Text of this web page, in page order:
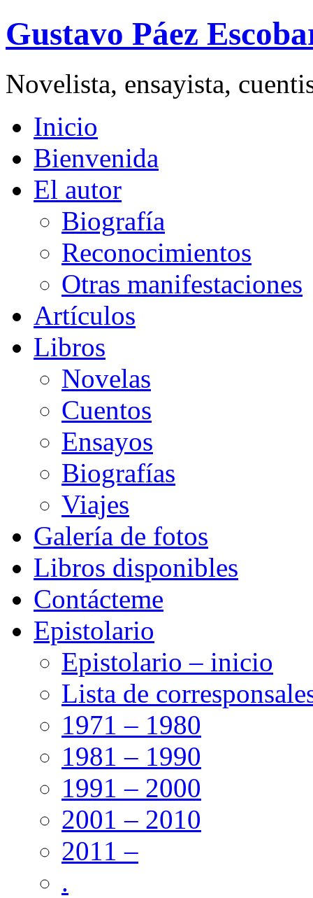
Gustavo Páez
Novelista, ensayista,
Inicio
Bienvenida
El autor
Biografía
Reconocimientos
Otras manifestaciones
Artículos
Libros
Novelas
Cuentos
Ensayos
Biografías
Viajes
Galería de fotos
Libros disponibles
Contácteme
Epistolario
Epistolario – inicio
Lista de
1971 – 1980
1981 – 1990
1991 – 2000
2001 – 2010
2011 –
.